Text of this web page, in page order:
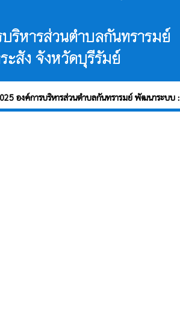
บริหารส่วนตำบลกันทรารมย์
ะสัง จังหวัดบุรีรัมย์
องค์การบริหารส่วนตำบลกันทรารมย์พัฒนาระบบ :